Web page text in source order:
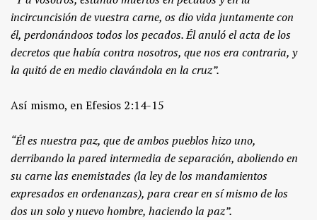
incircuncisión de vuestra carne, os dio vida juntamente con
él, perdonándoos todos los pecados. Él anuló el acta de los
decretos que había contra nosotros, que nos era contraria, y
la quitó de en medio clavándola en la cruz”.
Así mismo, en Efesios 2:14-15
“Él es nuestra paz, que de ambos pueblos hizo uno,
derribando la pared intermedia de separación, aboliendo en
su carne las enemistades (la ley de los mandamientos
expresados en ordenanzas), para crear en sí mismo de los
dos un solo y nuevo hombre, haciendo la paz”.